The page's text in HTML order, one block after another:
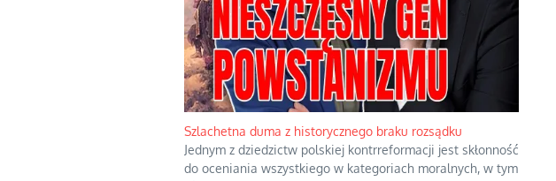
Szlachetna duma z historycznego braku rozsądku
Jednym z dziedzictw polskiej kontrreformacji jest skłonność
do oceniania wszystkiego w kategoriach moralnych, w tym